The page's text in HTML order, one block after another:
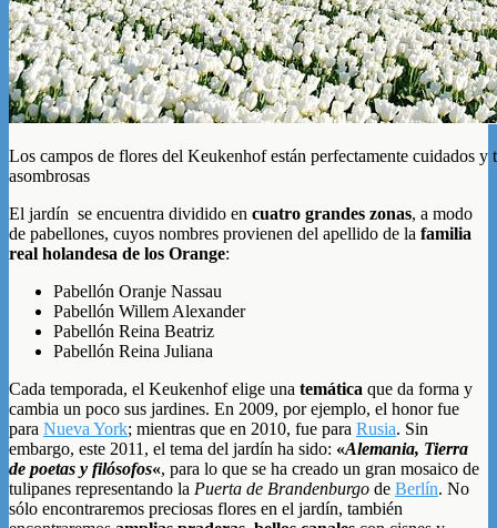
Los campos de flores del Keukenhof están perfectamente cuidados y
asombrosas
El jardín se encuentra dividido en cuatro grandes zonas, a modo
de pabellones, cuyos nombres provienen del apellido de la familia
real holandesa de los Orange:
Pabellón Oranje Nassau
Pabellón Willem Alexander
Pabellón Reina Beatriz
Pabellón Reina Juliana
Cada temporada, el Keukenhof elige una temática que da forma y
cambia un poco sus jardines. En 2009, por ejemplo, el honor fue
para Nueva York; mientras que en 2010, fue para Rusia. Sin
embargo, este 2011, el tema del jardín ha sido: «Alemania, Tierra
de poetas y filósofos«, para lo que se ha creado un gran mosaico de
tulipanes representando la Puerta de Brandenburgo de Berlín. No
sólo encontraremos preciosas flores en el jardín, también